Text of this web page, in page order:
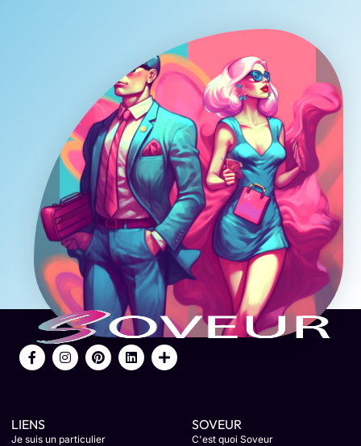
LIENS
Je suis un particulier
SOVEUR
C'est quoi Soveur